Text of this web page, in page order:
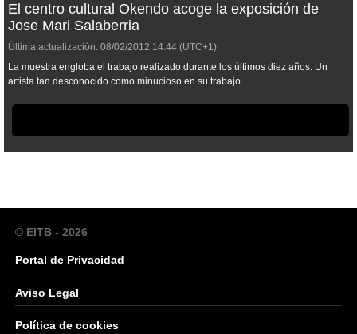
El centro cultural Okendo acoge la exposición de
Jose Mari Salaberria
Última actualización: 08/02/2012 14:44 (UTC+1)
La muestra engloba el trabajo realizado durante los últimos diez años. Un
artista tan desconocido como minucioso en su trabajo.
© EITB - 2026
Portal de Privacidad
Aviso Legal
Política de cookies